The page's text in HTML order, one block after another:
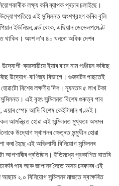
লক্ষ্য কৰি ব্যাপক প্ৰচাৰ চলাইছে।
এই সন্মিলনত অংশগ্রহণ কৰিব বুলি
ইউনিয়ন, ৱৰ্ল্ড বেংক, এছিয়ান ডেভেলপমেণ্ট
থাকিব। অংশ ল'ব ৪০ খনৰো অধিক দেশৰ
ব্যৱসায়ীয়ে ইয়াৰ বাবে নাম পঞ্জীয়ন কৰিছে
উদ্যোগ-বাণিজ্য বিভাগে। গুজৰাটৰ পাছতেই
বিশেষ লক্ষণীয় দিশ। ন্যূনতম ৫ লাখ টকা
এই বৃহৎ সন্মিলনত বিশেষ গুৰুত্ব পাব
এয়াৰ স্পেচ আদি বিশেষ কেইটামান খণ্ডই।
আমন্ত্রিত হোৱা এই সন্মিলনত মুখ্যতঃ অসমৰ
উদ্যোগ স্থাপনৰ ক্ষেত্ৰত সন্মুখীন হোৱা
হৈছে এই অভিলাসী বিনিয়োগ সন্মিলনৰ
প্ৰতিষ্ঠান। ইতিমধ্যে প্রকাশিত বাতৰি
পাব আৰু জাপানৰ সৈতে অসম চৰকাৰৰ এই
২.০ বিনিয়োগ সন্মিলনৰ মাজতে স্বাক্ষৰিত